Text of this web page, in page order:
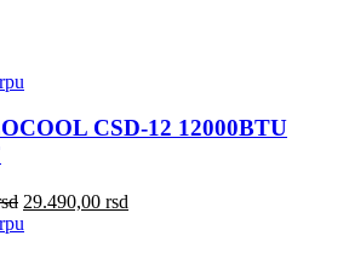
CSD-12 12000BTU
29.490,00 rsd